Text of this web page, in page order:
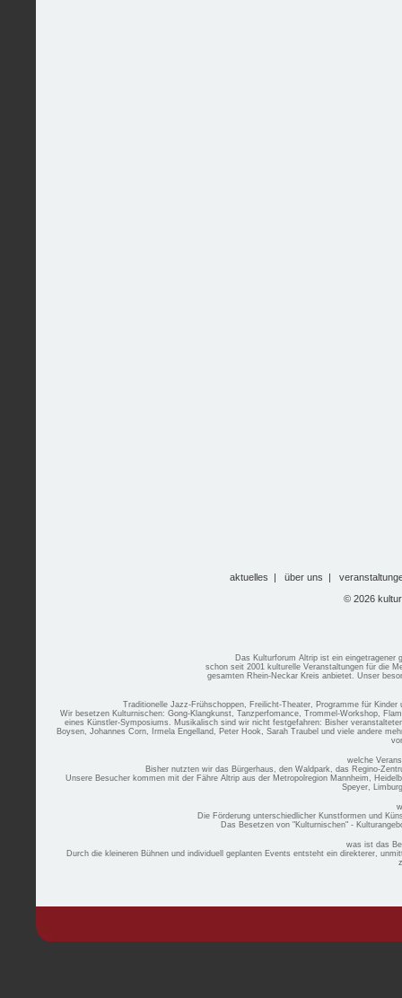
aktuelles | über uns |
© 2026
Das Kulturforum Altrip ist ein eingetragener
schon seit 2001 kulturelle Veranstaltungen für die
gesamten Rhein-Neckar Kreis anbietet. Unser
Traditionelle Jazz-Frühschoppen, Freilicht-Theater, Programme für
Wir besetzen Kulturnischen: Gong-Klangkunst, Tanzperfomance, Trommel-Workshop,
eines Künstler-Symposiums. Musikalisch sind wir nicht festgefahren: Bisher
Boysen, Johannes Corn, Irmela Engelland, Peter Hook, Sarah Traubel und viele andere
welche
Bisher nutzten wir das Bürgerhaus, den Waldpark, das Regino-
Unsere Besucher kommen mit der Fähre Altrip aus der Metropolregion Mannheim,
Speyer,
Die Förderung unterschiedlicher Kunstformen und
Das Besetzen von "Kulturnischen" -
was ist das
Durch die kleineren Bühnen und individuell geplanten Events entsteht ein direkterer,